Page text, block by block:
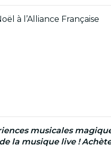
à l’Alliance Française
musicales
la musique live !